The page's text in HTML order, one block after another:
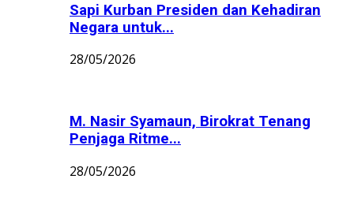
Sapi Kurban Presiden dan Kehadiran
Negara untuk...
28/05/2026
M. Nasir Syamaun, Birokrat Tenang
Penjaga Ritme...
28/05/2026